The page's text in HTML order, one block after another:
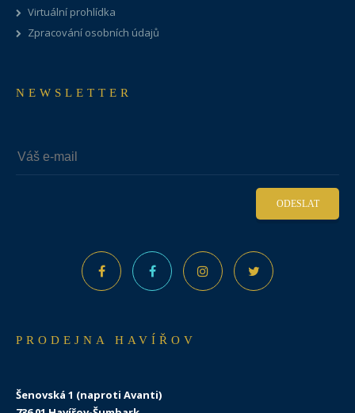
Virtuální prohlídka
Zpracování osobních údajů
NEWSLETTER
ODESLAT
PRODEJNA HAVÍŘOV
Šenovská 1 (naproti Avanti)